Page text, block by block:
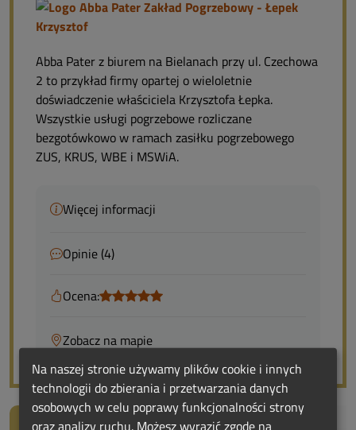
Abba Pater z biurem na Bielanach przy ul. Czechowa
2 to przykład firmy opartej o wieloletnie
doświadczenie właściciela Krzysztofa Łepka.
Wszystkie usługi pogrzebowe rozliczane
bezgotówkowo w ramach zasiłku pogrzebowego
ZUS, KRUS, WBE i MSWiA.
Więcej informacji
Opinie (4)
Ocena:
Zobacz na mapie
Od centrum:14.6 km
Na naszej stronie używamy plików cookie i innych
technologii do zbierania i przetwarzania danych
osobowych w celu poprawy funkcjonalności strony
oraz analizy ruchu. Możesz wyrazić zgodę na